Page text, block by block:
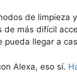
de limpieza
de más difícil
pueda llegar a
Alexa, eso sí.